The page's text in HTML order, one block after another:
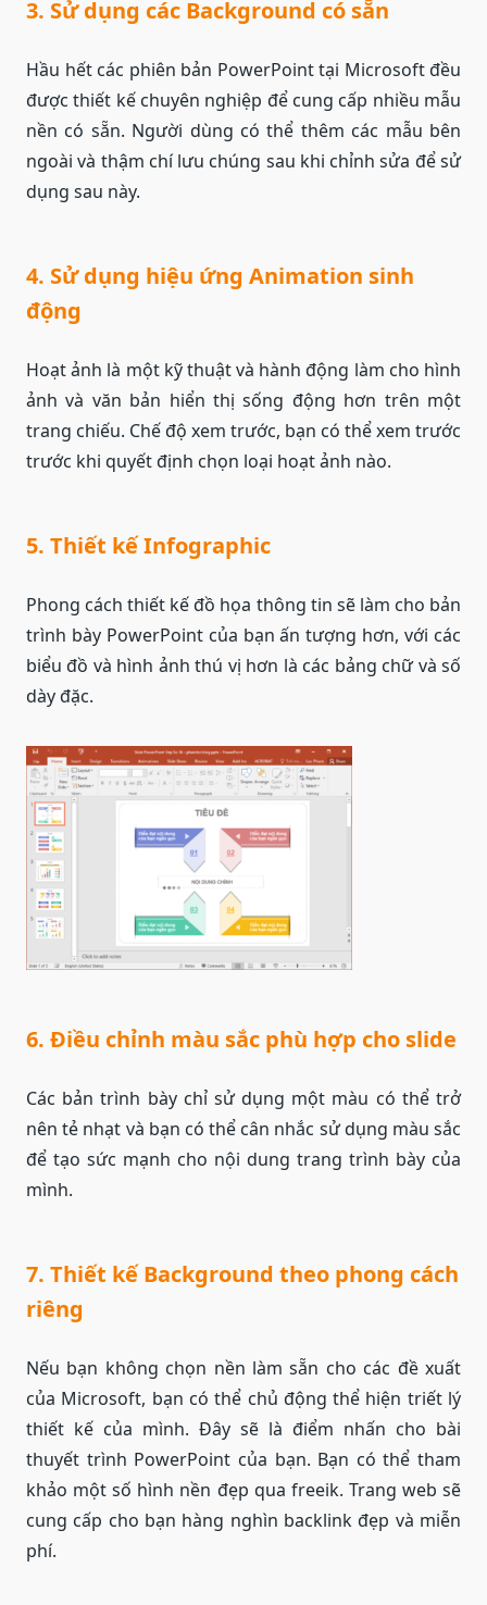
3. Sử dụng các Background có sẵn
Hầu hết các phiên bản PowerPoint tại Microsoft đều
được thiết kế chuyên nghiệp để cung cấp nhiều mẫu
nền có sẵn. Người dùng có thể thêm các mẫu bên
ngoài và thậm chí lưu chúng sau khi chỉnh sửa để sử
dụng sau này.
4. Sử dụng hiệu ứng Animation sinh
động
Hoạt ảnh là một kỹ thuật và hành động làm cho hình
ảnh và văn bản hiển thị sống động hơn trên một
trang chiếu. Chế độ xem trước, bạn có thể xem trước
trước khi quyết định chọn loại hoạt ảnh nào.
5. Thiết kế Infographic
Phong cách thiết kế đồ họa thông tin sẽ làm cho bản
trình bày PowerPoint của bạn ấn tượng hơn, với các
biểu đồ và hình ảnh thú vị hơn là các bảng chữ và số
dày đặc.
6. Điều chỉnh màu sắc phù hợp cho slide
Các bản trình bày chỉ sử dụng một màu có thể trở
nên tẻ nhạt và bạn có thể cân nhắc sử dụng màu sắc
để tạo sức mạnh cho nội dung trang trình bày của
mình.
7. Thiết kế Background theo phong cách
riêng
Nếu bạn không chọn nền làm sẵn cho các đề xuất
của Microsoft, bạn có thể chủ động thể hiện triết lý
thiết kế của mình. Đây sẽ là điểm nhấn cho bài
thuyết trình PowerPoint của bạn. Bạn có thể tham
khảo một số hình nền đẹp qua freeik. Trang web sẽ
cung cấp cho bạn hàng nghìn backlink đẹp và miễn
phí.